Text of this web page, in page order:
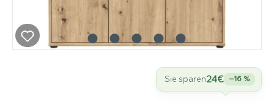
Sie sparen24€ –16 %